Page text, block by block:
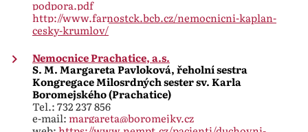
podpora.pdf
http://www.farnostck.bcb.cz/nemocnicni-kaplan-
cesky-krumlov/
Nemocnice Prachatice, a.s.
S. M. Margareta Pavloková, řeholní sestra
Kongregace Milosrdných sester sv. Karla
Boromejského (Prachatice)
Tel.: 732 237 856
e-mail:margareta@boromejky.cz